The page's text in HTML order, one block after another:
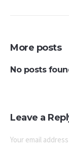
More posts
No posts
Leave a
Your email